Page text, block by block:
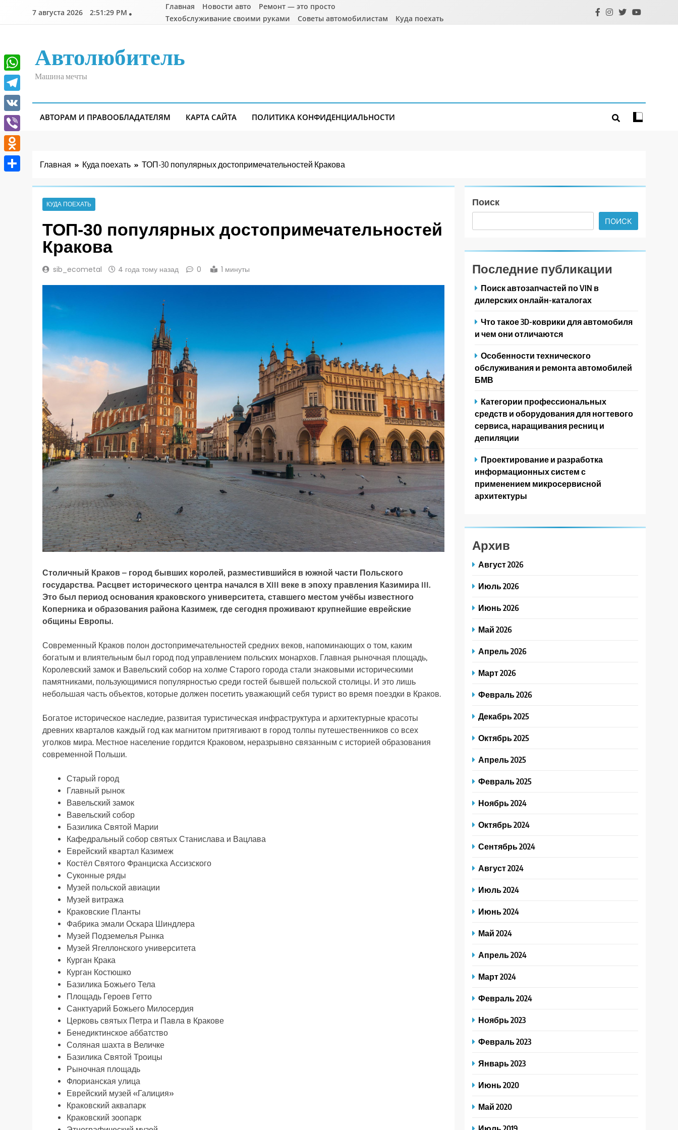
7 августа 2026 2:51:30 PM
Главная Новости авто
Ремонт — это просто
Техобслуживание своими руками
Советы автомобилистам Куда поехать
Автолюбитель
Машина мечты
АВТОРАМ И ПРАВООБЛАДАТЕЛЯМ КАРТА САЙТА ПОЛИТИКА КОНФИДЕНЦИАЛЬНОСТИ
Главная Куда поехать ТОП-30 популярных достопримечательностей Кракова
КУДА ПОЕХАТЬ
ТОП-30 популярных достопримечательностей
Кракова
sib_ecometal 4 года тому назад 0 1 минуты
Столичный Краков – город бывших королей, разместившийся в южной части Польского
государства. Расцвет исторического центра начался в XIII веке в эпоху правления Казимира III.
Это был период основания краковского университета, ставшего местом учёбы известного
Коперника и образования района Казимеж, где сегодня проживают крупнейшие еврейские
общины Европы.
Современный Краков полон достопримечательностей средних веков, напоминающих о том, каким
богатым и влиятельным был город под управлением польских монархов. Главная рыночная площадь,
Королевский замок и Вавельский собор на холме Старого города стали знаковыми историческими
памятниками, пользующимися популярностью среди гостей бывшей польской столицы. И это лишь
небольшая часть объектов, которые должен посетить уважающий себя турист во время поездки в Краков.
Богатое историческое наследие, развитая туристическая инфраструктура и архитектурные красоты
древних кварталов каждый год как магнитом притягивают в город толпы путешественников со всех
уголков мира. Местное население гордится Краковом, неразрывно связанным с историей образования
современной Польши.
Старый город
Главный рынок
Вавельский замок
Вавельский собор
Базилика Святой Марии
Кафедральный собор святых Станислава и Вацлава
Еврейский квартал Казимеж
Костёл Святого Франциска Ассизского
Суконные ряды
Музей польской авиации
Музей витража
Краковские Планты
Фабрика эмали Оскара Шиндлера
Музей Подземелья Рынка
Музей Ягеллонского университета
Курган Крака
Курган Костюшко
Базилика Божьего Тела
Площадь Героев Гетто
Санктуарий Божьего Милосердия
Церковь святых Петра и Павла в Кракове
Бенедиктинское аббатство
Соляная шахта в Величке
Базилика Святой Троицы
Рыночная площадь
Флорианская улица
Еврейский музей «Галиция»
Краковский аквапарк
Краковский зоопарк
Поиск
ПОИСК
Последние публикации
Поиск автозапчастей по VIN в
дилерских онлайн-каталогах
Что такое 3D-коврики для автомобиля
и чем они отличаются
Особенности технического
обслуживания и ремонта автомобилей
БМВ
Категории профессиональных
средств и оборудования для ногтевого
сервиса, наращивания ресниц и
депиляции
Проектирование и разработка
информационных систем с
применением микросервисной
архитектуры
Архив
Август 2026
Июль 2026
Июнь 2026
Май 2026
Апрель 2026
Март 2026
Февраль 2026
Декабрь 2025
Октябрь 2025
Апрель 2025
Февраль 2025
Ноябрь 2024
Октябрь 2024
Сентябрь 2024
Август 2024
Июль 2024
Июнь 2024
Май 2024
Апрель 2024
Март 2024
Февраль 2024
Ноябрь 2023
Февраль 2023
Январь 2023
Июнь 2020
Май 2020
WhatsApp
Telegram
VK
Viber
Odnoklassniki